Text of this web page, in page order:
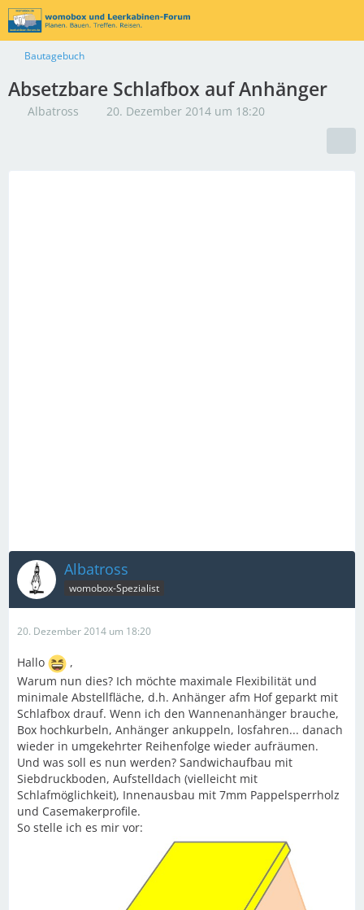
Bautagebuch
Absetzbare Schlafbox auf Anhänger
Albatross 20. Dezember 2014 um 18:20
Albatross
womobox-Spezialist
20. Dezember 2014 um 18:20
Hallo
,
Warum nun dies? Ich möchte maximale Flexibilität und
minimale Abstellfläche, d.h. Anhänger afm Hof geparkt mit
Schlafbox drauf. Wenn ich den Wannenanhänger brauche,
Box hochkurbeln, Anhänger ankuppeln, losfahren... danach
wieder in umgekehrter Reihenfolge wieder aufräumen.
Und was soll es nun werden? Sandwichaufbau mit
Siebdruckboden, Aufstelldach (vielleicht mit
Schlafmöglichkeit), Innenausbau mit 7mm Pappelsperrholz
und Casemakerprofile.
So stelle ich es mir vor: